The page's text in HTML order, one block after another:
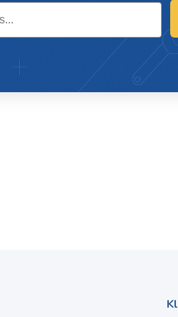
/ CONTRA STEKER
5-POLIG 32A 380V 225